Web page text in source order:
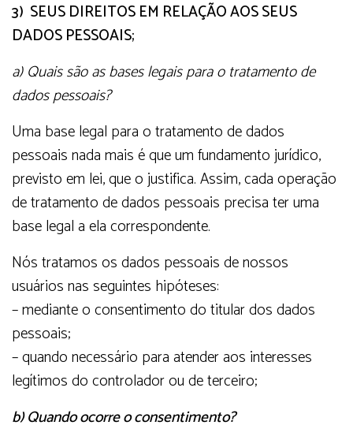
3) SEUS DIREITOS EM RELAÇÃO AOS SEUS
DADOS PESSOAIS;
a) Quais são as bases legais para o tratamento de
dados pessoais?
Uma base legal para o tratamento de dados
pessoais nada mais é que um fundamento jurídico,
previsto em lei, que o justifica. Assim, cada operação
de tratamento de dados pessoais precisa ter uma
base legal a ela correspondente.
Nós tratamos os dados pessoais de nossos
usuários nas seguintes hipóteses:
– mediante o consentimento do titular dos dados
pessoais;
– quando necessário para atender aos interesses
legítimos do controlador ou de terceiro;
b) Quando ocorre o consentimento?